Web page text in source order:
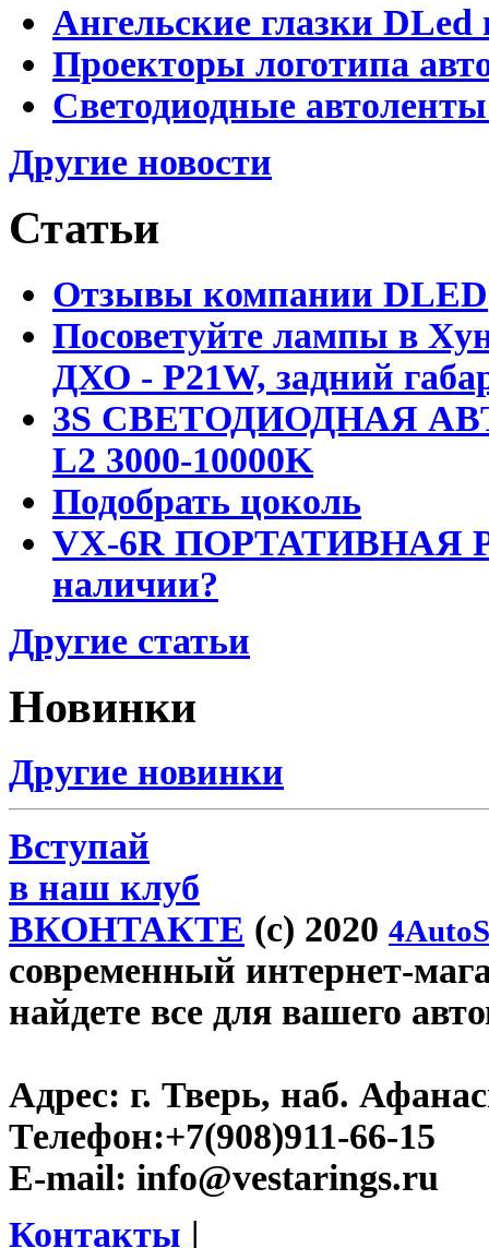
Ангельские глазки DLed
Проекторы логотипа
Светодиодные
Другие новости
Статьи
Отзывы компании DLED
Посоветуйте лампы в
ДХО - P21W, задний
3S СВЕТОДИОДНАЯ
L2 3000-10000K
Подобрать цоколь
VX-6R ПОРТАТИВНАЯ
наличии?
Другие статьи
Новинки
Другие новинки
Вступай
в наш клуб
ВКОНТАКТЕ (c) 2020
современный интернет-
найдете все для вашего
Адрес: г. Тверь, наб.
Телефон:+7(908)911-66-15
E-mail: info@vestarings.ru
Контакты |